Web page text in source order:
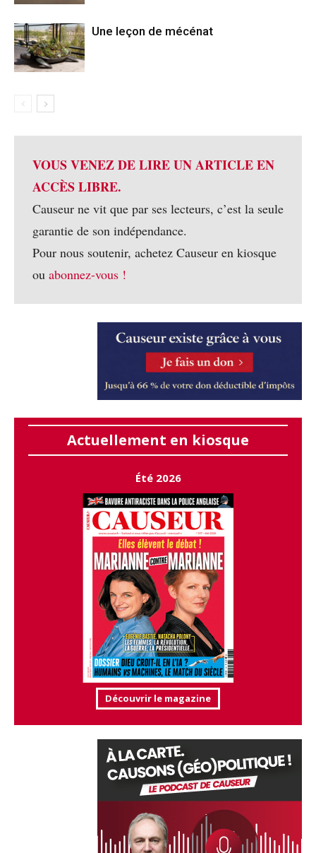
Une leçon de mécénat
VOUS VENEZ DE LIRE UN ARTICLE EN
ACCÈS LIBRE.
Causeur ne vit que par ses lecteurs, c’est la seule
garantie de son indépendance.
Pour nous soutenir, achetez Causeur en kiosque
ou abonnez-vous !
Actuellement en kiosque
Été 2026
Découvrir le magazine